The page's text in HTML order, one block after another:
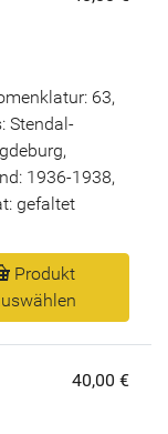
63,
Stendal-
1936-1938,
gefaltet
Produkt
40,00 €